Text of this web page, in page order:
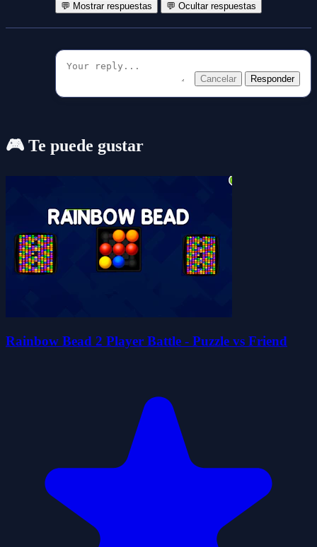
💬 Mostrar respuestas 💬 Ocultar respuestas
Cancelar Responder
🎮 Te puede gustar
Rainbow Bead 2 Player Battle - Puzzle vs Friend